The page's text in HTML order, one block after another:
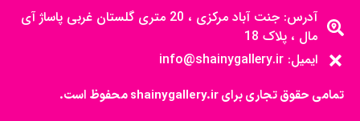
آدرس: جنت آباد مرکزی ، 20 متری گلستان غربی پاساژ آی
مال ، پلاک 18
ایمیل: info@shainygallery.ir
تمامی حقوق تجاری برای shainygallery.ir محفوظ است.